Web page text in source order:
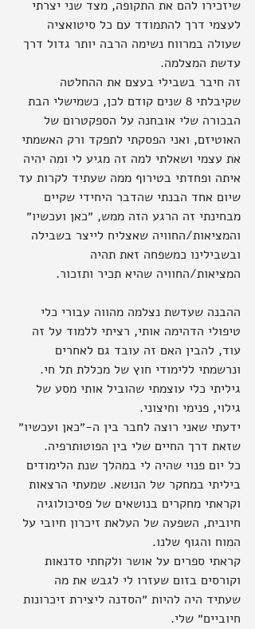
שיזכירו להם את התקופה, מצד שני יצרתי
לעצמי דרך להתמודד עם כל סיטואציה
שעולה במרווח נשימה הרבה יותר גדול דרך
עדשת המצלמה.
זה חיבר בשבילי בעצם את ההחלטה
שקיבלתי 8 שנים קודם לכן, כשמישלי הבת
הבכורה שלי אובחנה על הספקטרום של
האוטיזם, ואני הפסקתי לתפקד ורק האשמתי
את עצמי ושאלתי למה זה מגיע לי ומה יהיה
איתה ופחדתי בטירוף ממה שעתיד לקרות עד
שיום אחד הבנתי שהדבר היחידי שקיים
מבחינתי זה הרגע הזה ממש, ״כאן ועכשיו״
והמציאות/החוויה שאצליח לייצר בשבילה
ובשבילינו כמשפחה זאת תהיה
המציאות/החוויה שהיא תכיר ותזכור.
ההבנה שעדשת נצלמה מהווה עבורי כלי
טיפולי הדהימה אותי, רציתי ללמוד על זה
עוד, להבין האם זה עובד גם לאחרים
ונרשמתי ללימודי חוץ של מכללת תל חי.
גיליתי כלי עוצמתי שהוביל אותי מסע של
גילוי, פנימי וחיצוני.
ידעתי שאני רוצה לחבר בין ה-״כאן ועכשיו״
שזאת דרך החיים שלי בין הפוטותרפיה.
כל יום פנוי שהיה לי במהלך שנת הלימודים
ביליתי במחקר של הנושא. שמעתי הרצאות
וקראתי מחקרים בנושאים של פסיכולוגיה
חיובית, השפעה של העלאת זיכרון חיובי על
המוח והגוף שלנו.
קראתי ספרים על אושר ולקחתי סדנאות
וקורסים בזום שעזרו לי לגבש את מה
שעתיד היה להיות ״הסדנה ליצירת זיכרונות
חיוביים״ שלי.